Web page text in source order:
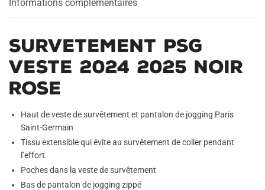
Informations complémentaires
Survetement PSG
Veste 2024 2025 Noir
Rose
Haut de veste de survêtement et pantalon de jogging Paris
Saint-Germain
Tissu extensible qui évite au survêtement de coller pendant
l’effort
Poches dans la veste de survêtement
Bas de pantalon de jogging zippé